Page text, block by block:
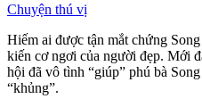
Chuyện thú vị
Hiếm ai được tận mắt chứng
kiến cơ ngơi của người đẹp. Mới
hội đã vô tình “giúp” phú bà
“khủng”.